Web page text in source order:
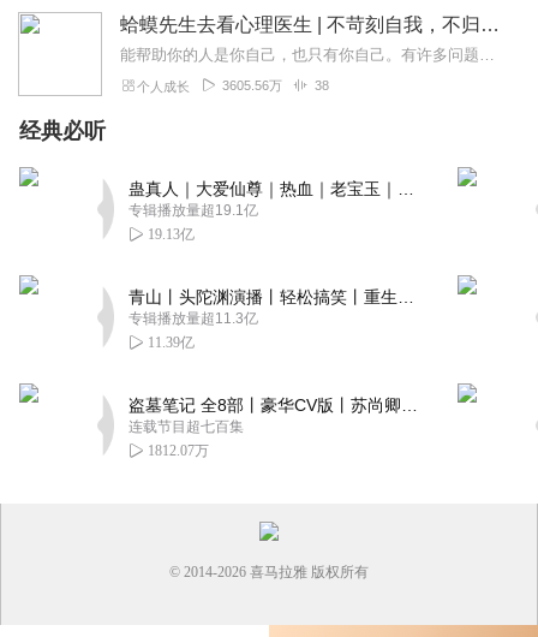
蛤蟆先生去看心理医生 | 不苛刻自我，不归咎原生家庭，承担人生责任，学会真正独立丨心理学心理咨询入门读物
能帮助你的人是你自己，也只有你自己。有许多问题需要你向自己发问。比如你能停止自我批判吗？你能对自己好一些吗？也许最重要的问题是，你能开始爱自己吗？书中金句一个...
个人成长 3605.56万 38
经典必听
专辑播放量超19.1亿
19.13亿
专辑播放量超11.3亿
11.39亿
连载节目超七百集
1812.07万
© 2014-2026 喜马拉雅 版权所有